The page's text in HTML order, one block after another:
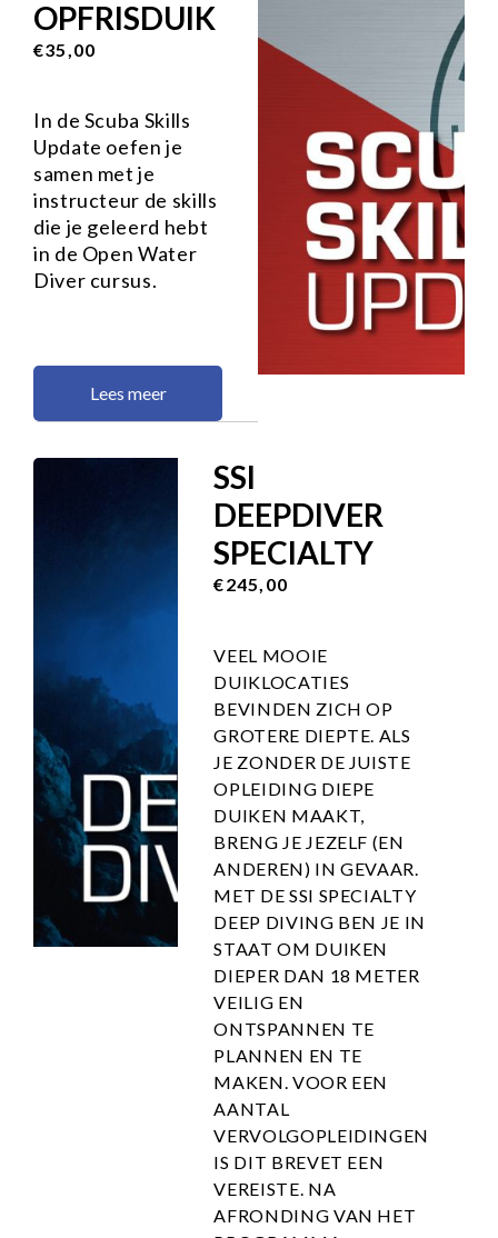
OPFRISDUIK
€35,00
In de Scuba Skills
Update oefen je
samen met je
instructeur de skills
die je geleerd hebt
in de Open Water
Diver cursus.
Lees meer
SSI
DEEPDIVER
SPECIALTY
€245,00
VEEL MOOIE
DUIKLOCATIES
BEVINDEN ZICH OP
GROTERE DIEPTE. ALS
JE ZONDER DE JUISTE
OPLEIDING DIEPE
DUIKEN MAAKT,
BRENG JE JEZELF (EN
ANDEREN) IN GEVAAR.
MET DE SSI SPECIALTY
DEEP DIVING BEN JE IN
STAAT OM DUIKEN
DIEPER DAN 18 METER
VEILIG EN
ONTSPANNEN TE
PLANNEN EN TE
MAKEN. VOOR EEN
AANTAL
VERVOLGOPLEIDINGEN
IS DIT BREVET EEN
VEREISTE. NA
AFRONDING VAN HET